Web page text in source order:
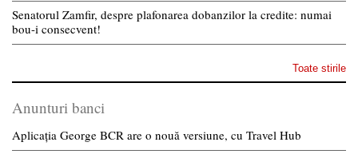
Senatorul Zamfir, despre plafonarea dobanzilor la credite: numai
bou-i consecvent!
Toate stirile
Anunturi banci
Aplicația George BCR are o nouă versiune, cu Travel Hub